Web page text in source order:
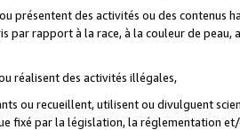
présentent des activités ou des contenus
par rapport à la race, à la couleur de
réalisent des activités illégales,
ou recueillent, utilisent ou divulguent
fixé par la législation, la réglementation